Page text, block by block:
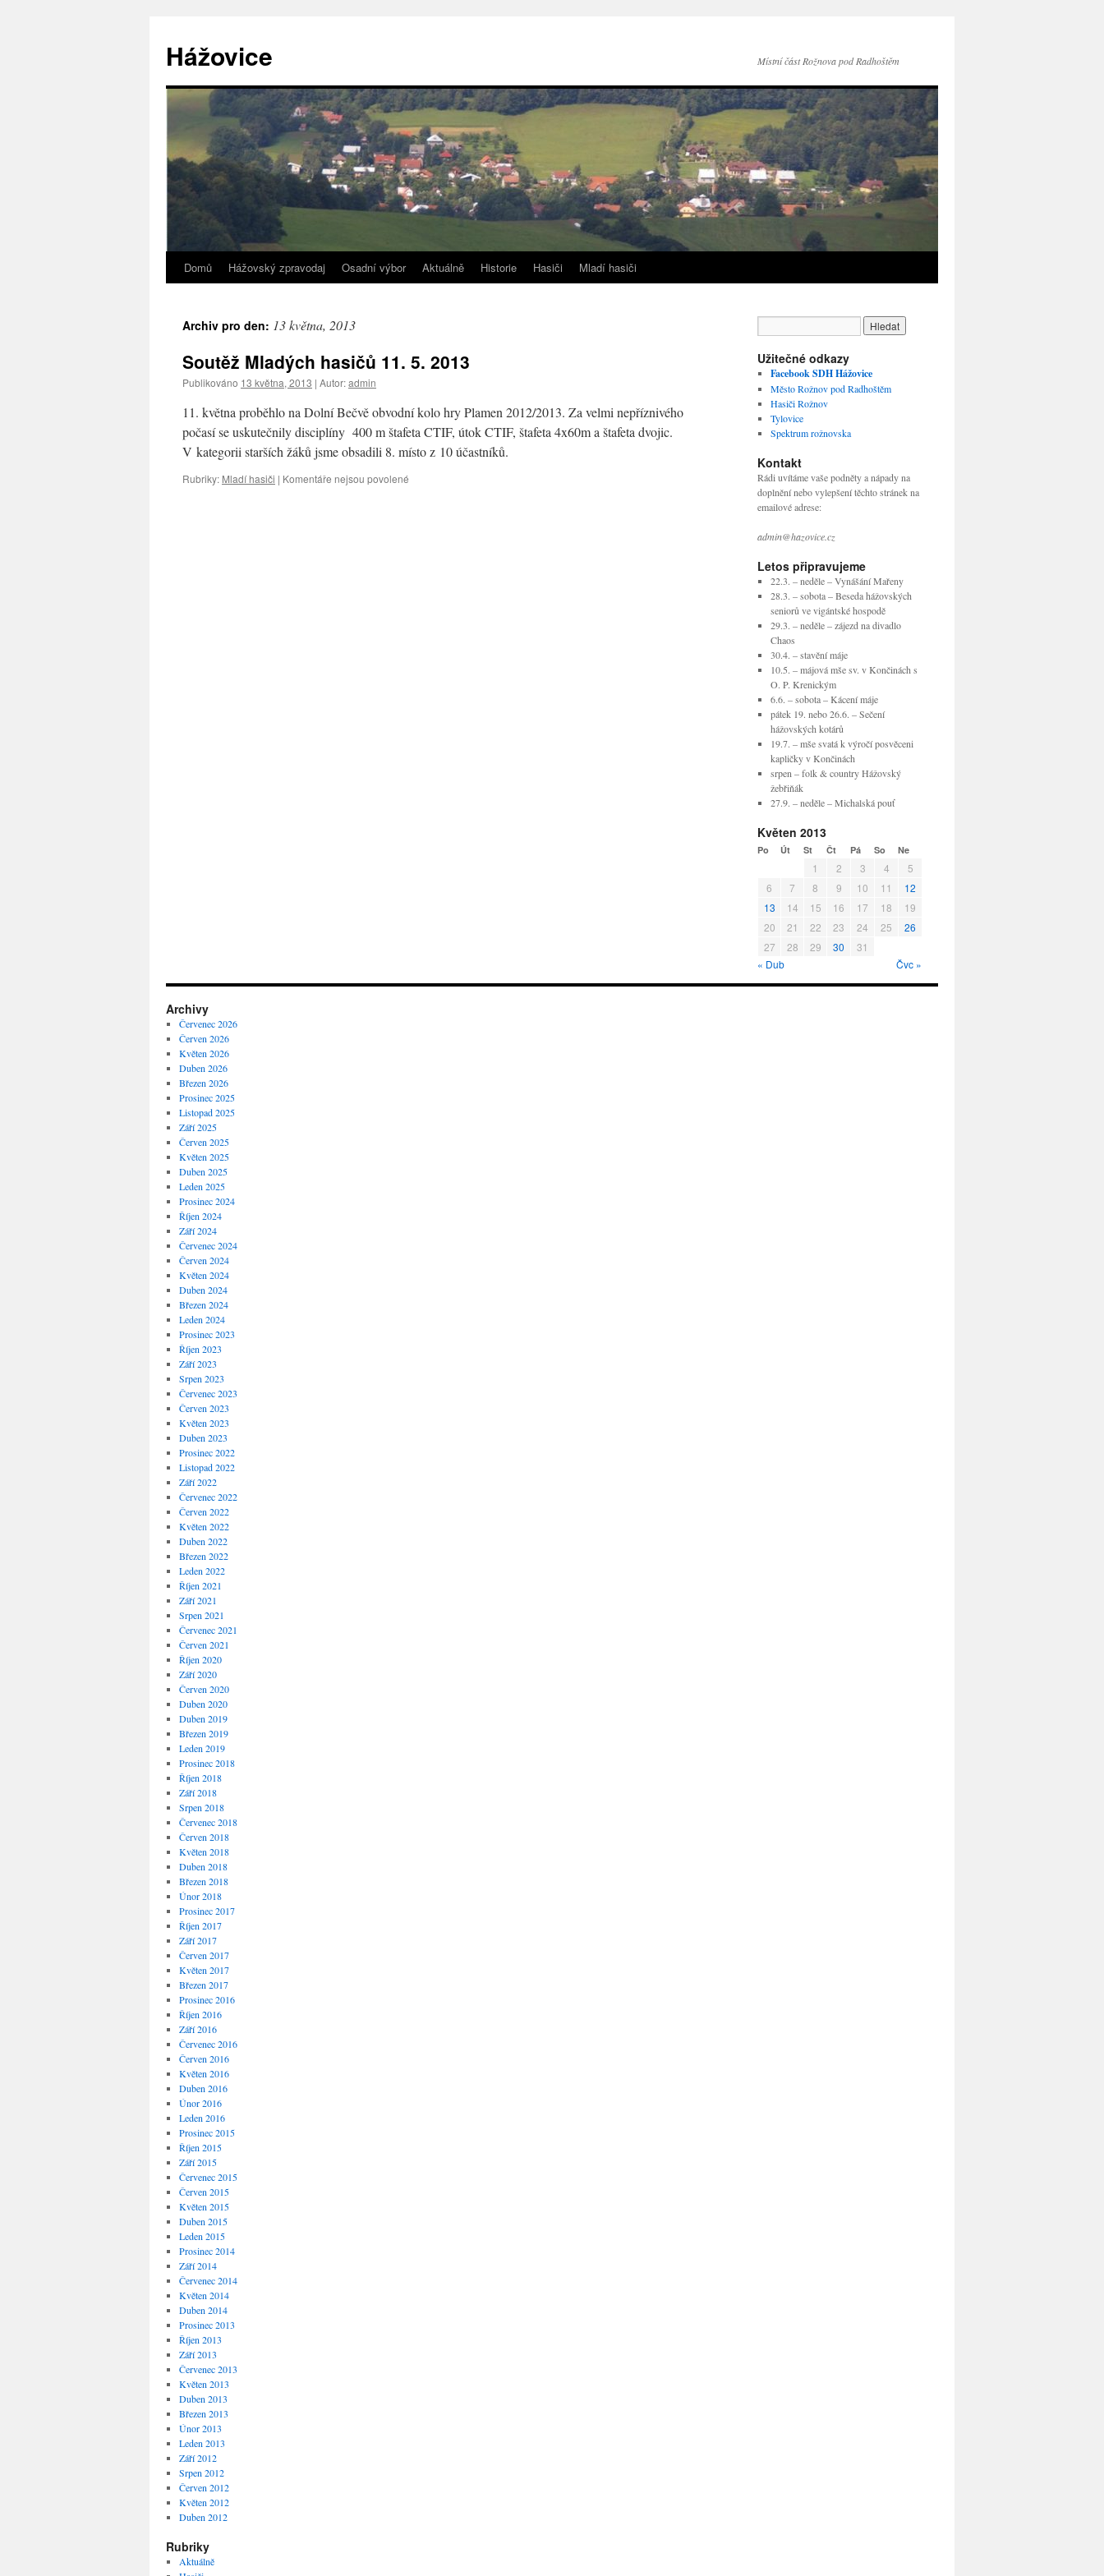
obsahu
webu
Hážovice Místní část Rožnova pod Radhoštěm
Domů Hážovský zpravodaj Osadní výbor Aktuálně Historie Hasiči Mladí hasiči
Archiv pro den: 13 května, 2013
Soutěž Mladých hasičů 11. 5. 2013
Publikováno 13 května, 2013 | Autor:admin
11. května proběhlo na Dolní Bečvě obvodní kolo hry Plamen 2012/2013. Za velmi nepříznivého
počasí se uskutečnily disciplíny 400 m štafeta CTIF, útok CTIF, štafeta 4x60m a štafeta dvojic.
V kategorii starších žáků jsme obsadili 8. místo z 10 účastníků.
Rubriky: Mladí hasiči | Komentáře nejsou povolené
Užitečné odkazy
Facebook SDH Hážovice
Město Rožnov pod Radhoštěm
Hasiči Rožnov
Tylovice
Spektrum rožnovska
Kontakt
Rádi uvítáme vaše podněty a nápady na
doplnění nebo vylepšení těchto stránek na
emailové adrese:
admin@hazovice.cz
Letos připravujeme
22.3. – neděle – Vynášání Mařeny
28.3. – sobota – Beseda hážovských
seniorů ve vigántské hospodě
29.3. – neděle – zájezd na divadlo
Chaos
30.4. – stavění máje
10.5. – májová mše sv. v Končinách s
O. P. Krenickým
6.6. – sobota – Kácení máje
pátek 19. nebo 26.6. – Sečení
hážovských kotárů
19.7. – mše svatá k výročí posvěceni
kapličky v Končinách
srpen – folk & country Hážovský
žebřiňák
27.9. – neděle – Michalská pouť
Květen 2013
Po Út St Čt Pá So Ne
1 2 3 4
5
6
7 8 9 10 11
12
13
14 15 16 17 18
19
20
21 22 23 24 25
26
27
28 29 30
31
« Dub
Čvc »
Archivy
Červenec 2026
Červen 2026
Květen 2026
Duben 2026
Březen 2026
Prosinec 2025
Listopad 2025
Září 2025
Červen 2025
Květen 2025
Duben 2025
Leden 2025
Prosinec 2024
Říjen 2024
Září 2024
Červenec 2024
Červen 2024
Květen 2024
Duben 2024
Březen 2024
Leden 2024
Prosinec 2023
Říjen 2023
Září 2023
Srpen 2023
Červenec 2023
Červen 2023
Květen 2023
Duben 2023
Prosinec 2022
Listopad 2022
Září 2022
Červenec 2022
Červen 2022
Květen 2022
Duben 2022
Březen 2022
Leden 2022
Říjen 2021
Září 2021
Srpen 2021
Červenec 2021
Červen 2021
Říjen 2020
Září 2020
Červen 2020
Duben 2020
Duben 2019
Březen 2019
Leden 2019
Prosinec 2018
Říjen 2018
Září 2018
Srpen 2018
Červenec 2018
Červen 2018
Květen 2018
Duben 2018
Březen 2018
Únor 2018
Prosinec 2017
Říjen 2017
Září 2017
Červen 2017
Květen 2017
Březen 2017
Prosinec 2016
Říjen 2016
Září 2016
Červenec 2016
Červen 2016
Květen 2016
Duben 2016
Únor 2016
Leden 2016
Prosinec 2015
Říjen 2015
Září 2015
Červenec 2015
Červen 2015
Květen 2015
Duben 2015
Leden 2015
Prosinec 2014
Září 2014
Červenec 2014
Květen 2014
Duben 2014
Prosinec 2013
Říjen 2013
Září 2013
Červenec 2013
Květen 2013
Duben 2013
Březen 2013
Únor 2013
Leden 2013
Září 2012
Srpen 2012
Červen 2012
Květen 2012
Duben 2012
Rubriky
Aktuálně